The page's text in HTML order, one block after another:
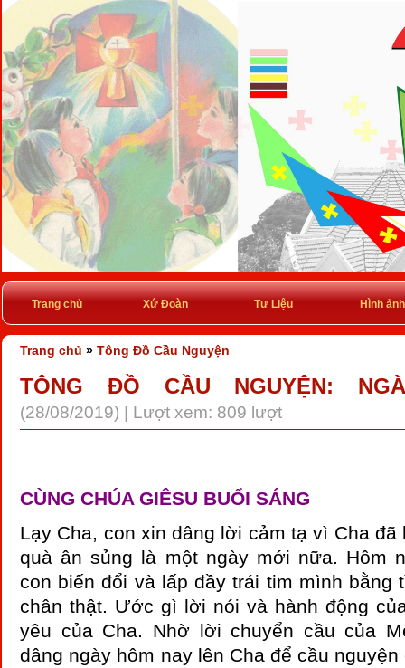
Trang chủ Xứ Đoàn Tư Liệu Hình ảnh
Trang chủ » Tông Đồ Cầu Nguyện
TÔNG ĐỒ CẦU NGUYỆN:
(28/08/2019) | Lượt xem: 809 lượt
CÙNG CHÚA GIÊSU BUỔI SÁNG
Lạy Cha, con xin dâng lời cảm tạ vì Cha đã
quà ân sủng là một ngày mới nữa. Hôm
con biến đổi và lấp đầy trái tim mình bằng
chân thật. Ước gì lời nói và hành động
yêu của Cha. Nhờ lời chuyển cầu của
dâng ngày hôm nay lên Cha để cầu